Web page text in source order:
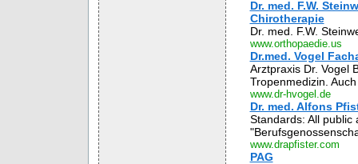
Dr. med. F.W.
Chirotherapie
Dr. med. F.W.
www.orthopaedie.us
Dr.med. Vogel
Arztpraxis Dr. Vogel
Tropenmedizin.
www.dr-hvogel.de
Dr. med. Alfons
Standards: All
www.drapfister.com
PAG